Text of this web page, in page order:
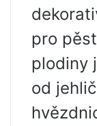
pro
plodiny
od